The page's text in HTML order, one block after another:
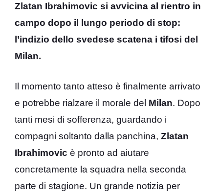
Zlatan Ibrahimovic si avvicina al rientro in
campo dopo il lungo periodo di stop:
l’indizio dello svedese scatena i tifosi del
Milan.
Il momento tanto atteso è finalmente arrivato
e potrebbe rialzare il morale del Milan. Dopo
tanti mesi di sofferenza, guardando i
compagni soltanto dalla panchina, Zlatan
Ibrahimovic è pronto ad aiutare
concretamente la squadra nella seconda
parte di stagione. Un grande notizia per